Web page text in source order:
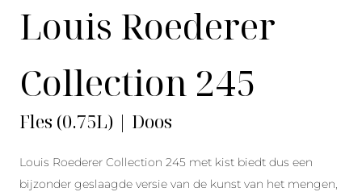
Louis Roederer
Collection 245
Fles (0.75L) | Doos
Louis Roederer Collection 245 met kist biedt dus een
bijzonder geslaagde versie van de kunst van het mengen,